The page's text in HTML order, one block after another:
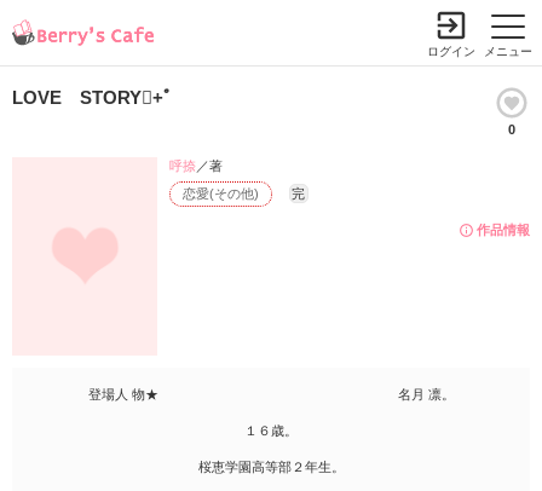
メニュー
ログイン
LOVE STORY+ﾟ
0
作品情報
恋愛(その他) 完
呼捺／著
登場人 物★ 名月 凛。
１６歳。
桜恵学園高等部２年生。